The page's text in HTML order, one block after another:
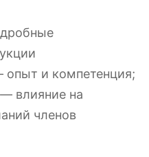
и компетенция;
— влияние на
членов